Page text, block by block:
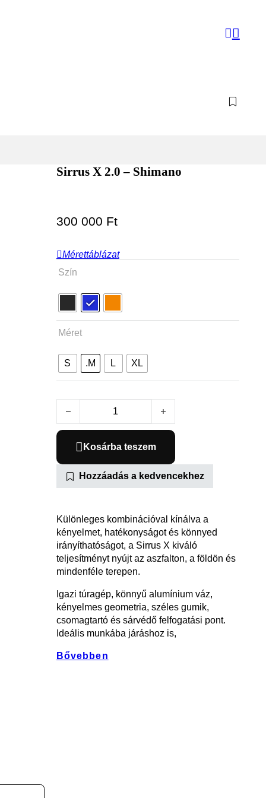
Sirrus X 2.0 – Shimano
300 000 Ft
Mérettáblázat
Szín
Méret
S .M L XL
Kosárba teszem
Hozzáadás a kedvencekhez
Különleges kombinációval kínálva a
kényelmet, hatékonyságot és könnyed
irányíthatóságot, a Sirrus X kiváló
teljesítményt nyújt az aszfalton, a földön és
mindenféle terepen.
Igazi túragép, könnyű alumínium váz,
kényelmes geometria, széles gumik,
csomagtartó és sárvédő felfogatási pont.
Ideális munkába járáshoz is,
Bővebben